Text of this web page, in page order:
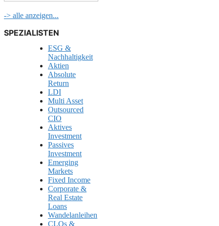
-> alle anzeigen...
SPEZIALISTEN
ESG &
Nachhaltigkeit
Aktien
Absolute
Return
LDI
Multi Asset
Outsourced
CIO
Aktives
Investment
Passives
Investment
Emerging
Markets
Fixed Income
Corporate &
Real Estate
Loans
Wandelanleihen
CLOs &